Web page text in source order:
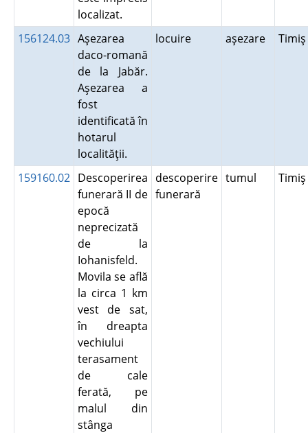
localizat.
156124.03 Aşezarea
daco-romană
de la Jabăr.
Aşezarea a
fost
identificată în
hotarul
localităţii.
locuire aşezare
159160.02 Descoperirea
funerară II de
epocă
neprecizată
de la
Iohanisfeld.
Movila se află
la circa 1 km
vest de sat,
în dreapta
vechiului
terasament
de cale
ferată, pe
malul din
stânga
descoperire
funerară
tumul